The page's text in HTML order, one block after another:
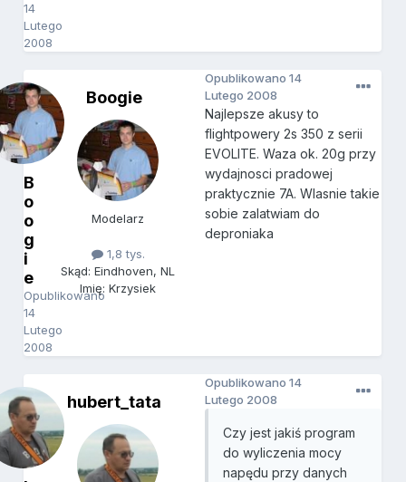
14
Lutego
2008
B
o
o
g
i
e
Opublikowano
14
Lutego
2008
Boogie
Modelarz
1,8 tys.
Skąd: Eindhoven, NL
Imię: Krzysiek
Opublikowano14
Lutego 2008
Najlepsze akusy to
flightpowery 2s 350 z serii
EVOLITE. Waza ok. 20g przy
wydajnosci pradowej
praktycznie 7A. Wlasnie takie
sobie zalatwiam do
deproniaka
hubert_tata
Opublikowano14
Lutego 2008
Czy jest jakiś program
do wyliczenia mocy
napędu przy danych